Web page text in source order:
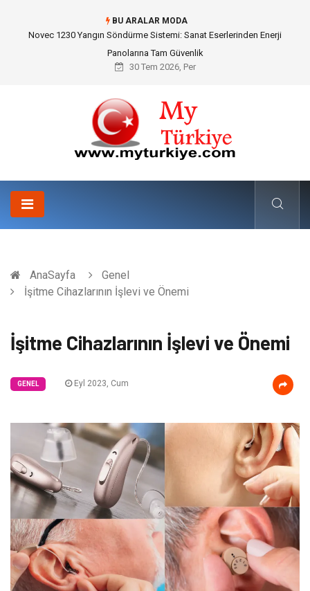
BU ARALAR MODA
Skoda Yedek Parça Seçiminde Teknik Uyumluluk ve Sürüş Konforu
30 Tem 2026, Per
AnaSayfa
Genel
İşitme Cihazlarının İşlevi ve Önemi
İşitme Cihazlarının İşlevi ve Önemi
GENEL Eyl 2023, Cum